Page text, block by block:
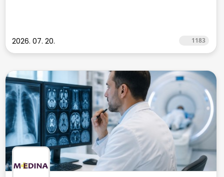
2026. 07. 20. 1183